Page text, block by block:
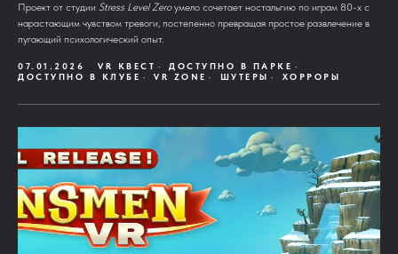
Проект от студии Stress Level Zeroумело сочетает ностальгию по играм 80-х с
нарастающим чувством тревоги, постепенно превращая простое развлечение в
пугающий психологический опыт.
07.01.2026 VR КВЕСТ
ДОСТУПНО В ПАРКЕ
ДОСТУПНО В КЛУБЕ
VR ZONE ШУТЕРЫ ХОРРОРЫ